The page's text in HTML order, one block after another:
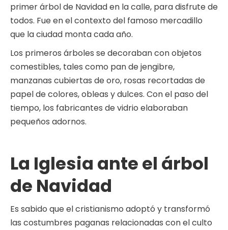
primer árbol de Navidad en la calle, para disfrute de
todos. Fue en el contexto del famoso mercadillo
que la ciudad monta cada año.
Los primeros árboles se decoraban con objetos
comestibles, tales como pan de jengibre,
manzanas cubiertas de oro, rosas recortadas de
papel de colores, obleas y dulces. Con el paso del
tiempo, los fabricantes de vidrio elaboraban
pequeños adornos.
La Iglesia ante el árbol
de Navidad
Es sabido que el cristianismo adoptó y transformó
las costumbres paganas relacionadas con el culto